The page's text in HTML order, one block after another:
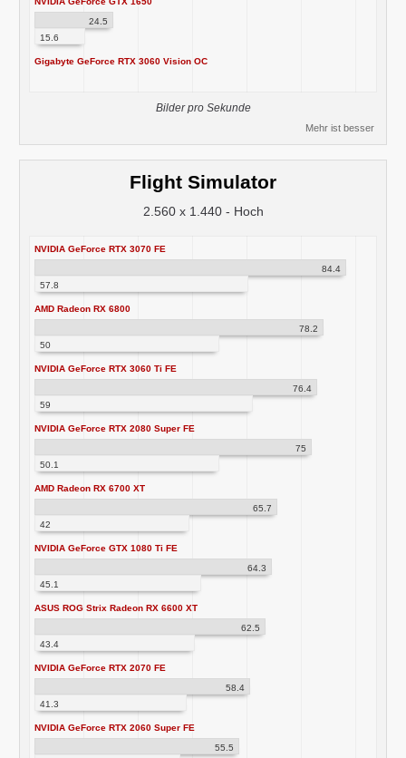
24.5
15.6
Gigabyte GeForce RTX 3060 Vision OC
Bilder pro Sekunde
Mehr ist besser
Flight Simulator
2.560 x 1.440 - Hoch
NVIDIA GeForce RTX 3070 FE
84.4
57.8
AMD Radeon RX 6800
78.2
50
NVIDIA GeForce RTX 3060 Ti FE
76.4
59
NVIDIA GeForce RTX 2080 Super FE
75
50.1
AMD Radeon RX 6700 XT
65.7
42
NVIDIA GeForce GTX 1080 Ti FE
64.3
45.1
ASUS ROG Strix Radeon RX 6600 XT
62.5
43.4
NVIDIA GeForce RTX 2070 FE
58.4
41.3
NVIDIA GeForce RTX 2060 Super FE
55.5